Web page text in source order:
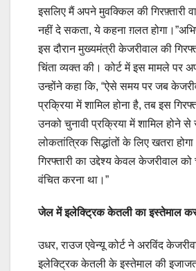
इसलिए मैं अपने मुवक्किल की गिरफ़्तारी
नहीं दे सकता, ये कहना ग़लत
इस दौरान मुख्यमंत्री केजरीवाल की
चिंता व्यक्त की। कोर्ट में इस मामले पर
उन्होंने कहा कि, “ऐसे समय पर जब
प्रक्रिया में शामिल होना है, तब इस
उनको चुनावी प्रक्रिया में शामिल होने से
लोकतांत्रिक सिद्धांतों के लिए खतरा
गिरफ्तारी का उद्देश्य केवल केजरीवाल
वंचित करना था।”
जेल में इलेक्ट्रिक केतली का इस्तेमाल
उधर, राउज एवेन्यू कोर्ट ने अरविंद
इलेक्ट्रिक केतली के इस्तेमाल की